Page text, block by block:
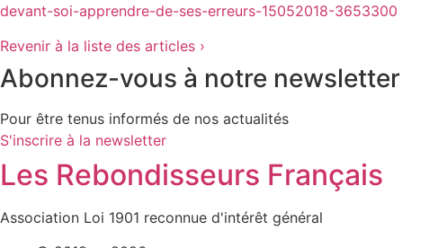
devant-soi-apprendre-de-ses-erreurs-15052018-3653300
Revenir à la liste des articles ›
Abonnez-vous à notre newsletter
Pour être tenus informés de nos actualités
S'inscrire à la newsletter
Les Rebondisseurs Français
Association Loi 1901 reconnue d'intérêt général